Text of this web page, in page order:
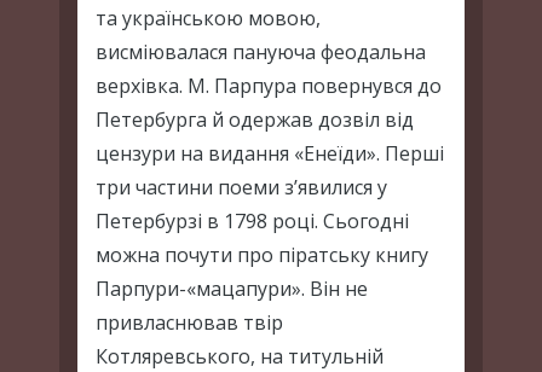
та українською мовою,
висміювалася пануюча феодальна
верхівка. М. Парпура повернувся до
Петербурга й одержав дозвіл від
цензури на видання «Енеїди». Перші
три частини поеми з’явилися у
Петербурзі в 1798 році. Сьогодні
можна почути про піратську книгу
Парпури-«мацапури». Він не
привласнював твір
Котляревського, на титульній